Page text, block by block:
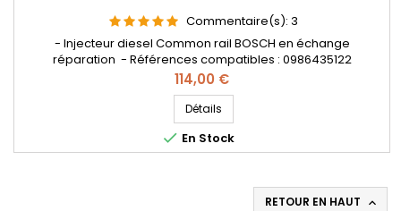
Commentaire(s): 3
- Injecteur diesel Common rail BOSCH en échange
réparation - Références compatibles : 0986435122
, 1609849180 , 1609849280 , 9655606680 , 1980H2 , 96596666
, 1347283 , 1477146 , 1566431 , 3M5Q9F593HB , 3M5Q9F593HD ,
RM3M5Q9F593HD , Y605-13H50-B , 1531069K00000 , 15310-
69K00 , 1609850180 - Pour motorisation 1.6 HDI , 1.6 TDCi , 1.6D
Multijet , Mazda...
Prix
114,00 €
Détails
 En Stock
RETOUR EN HAUT 